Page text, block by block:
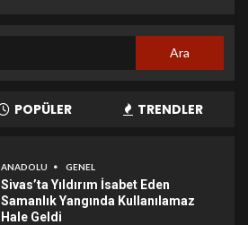
POPÜLER TRENDLER
ANADOLU GENEL
Sivas’ta Yıldırım İsabet Eden
Samanlık Yangında Kullanılamaz
Hale Geldi